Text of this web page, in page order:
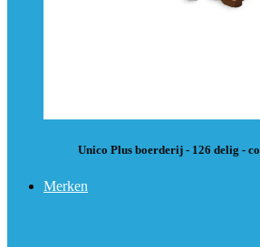
Unico Plus boerderij - 126 delig -
Merken